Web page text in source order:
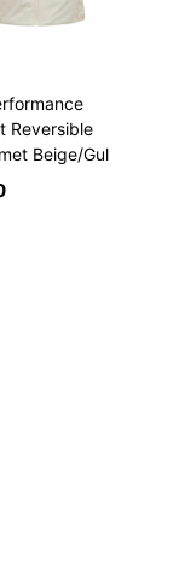
Reversible
Beige/Gul